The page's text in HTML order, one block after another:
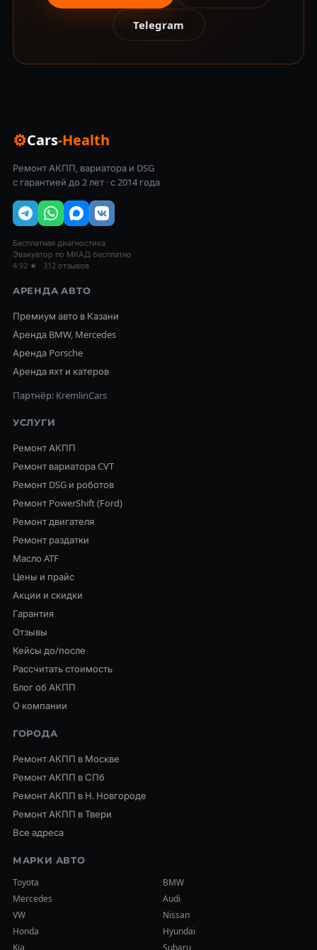
Telegram
⚙Cars-Health
Ремонт АКПП, вариатора и DSG
с гарантией до 2 лет · с 2014 года
Бесплатная диагностика
Эвакуатор по МКАД бесплатно
4.92 ★ · 312 отзывов
АРЕНДА АВТО
Премиум авто в Казани
Аренда BMW, Mercedes
Аренда Porsche
Аренда яхт и катеров
Партнёр: KremlinCars
УСЛУГИ
Ремонт АКПП
Ремонт вариатора CVT
Ремонт DSG и роботов
Ремонт PowerShift (Ford)
Ремонт двигателя
Ремонт раздатки
Масло ATF
Цены и прайс
Акции и скидки
Гарантия
Отзывы
Кейсы до/после
Рассчитать стоимость
Блог об АКПП
О компании
ГОРОДА
Ремонт АКПП в Москве
Ремонт АКПП в СПб
Ремонт АКПП в Н. Новгороде
Ремонт АКПП в Твери
Все адреса
МАРКИ АВТО
Toyota
BMW
Mercedes
Audi
VW
Nissan
Honda
Hyundai
Kia
Subaru